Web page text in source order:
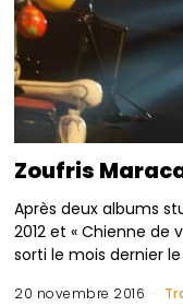
Zoufris
Après deux albums
2012 et « Chienne de
sorti le mois dernier le
20 novembre 2016